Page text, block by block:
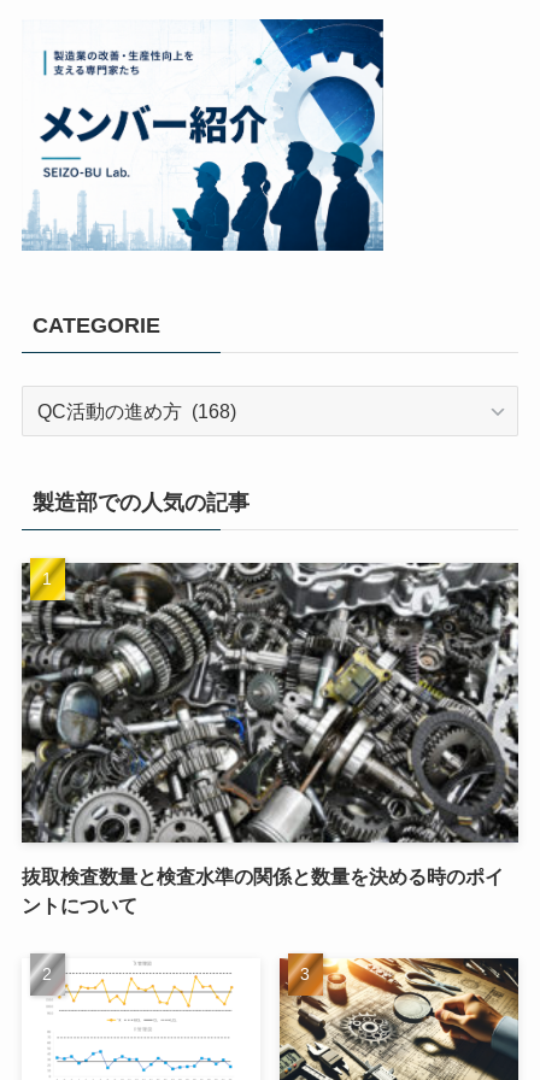
CATEGORIE
製造部での人気の記事
抜取検査数量と検査水準の関係と数量を決める時のポイ
ントについて